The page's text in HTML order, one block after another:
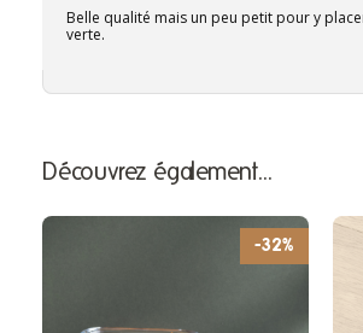
Belle qualité mais un peu petit pour y
verte.
Découvrez également…
-32%